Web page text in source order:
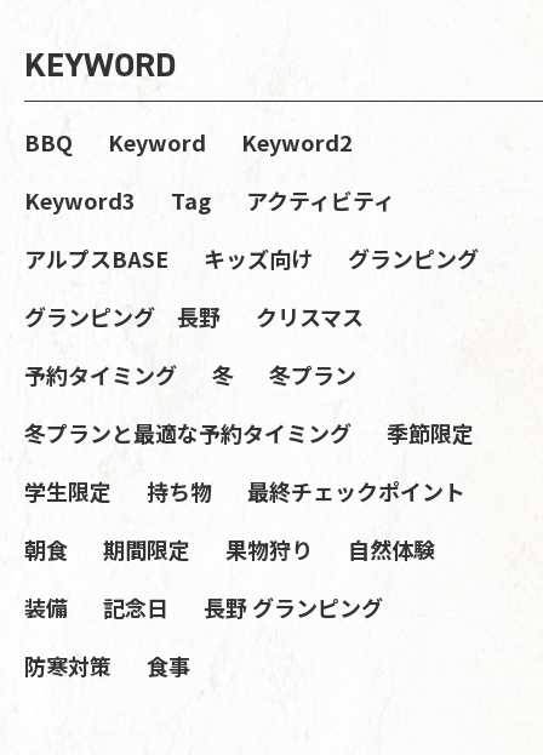
KEYWORD
BBQ Keyword
Keyword2
Keyword3
Tag
アクティビティ
アルプスBASE
キッズ向け
グランピング
グランピング 長野
クリスマス
予約タイミング
冬
冬プラン
冬プランと最適な予約タイミング
季節限定
学生限定
持ち物
最終チェックポイント
朝食
期間限定 果物狩り
自然体験
装備
記念日
長野 グランピング
防寒対策
食事